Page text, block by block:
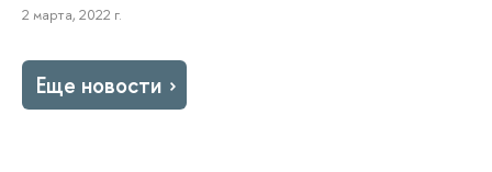
2 марта, 2022 г.
Еще новости